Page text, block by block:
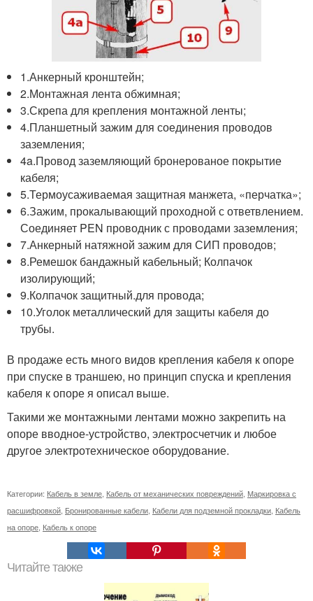
1.Анкерный кронштейн;
2.Монтажная лента обжимная;
3.Скрепа для крепления монтажной ленты;
4.Планшетный зажим для соединения проводов
заземления;
4a.Провод заземляющий бронерованое покрытие
кабеля;
5.Термоусаживаемая защитная манжета, «перчатка»;
6.Зажим, прокалывающий проходной с ответвлением.
Соединяет PEN проводник с проводами заземления;
7.Анкерный натяжной зажим для СИП проводов;
8.Ремешок бандажный кабельный; Колпачок
изолирующий;
9.Колпачок защитный.для провода;
10.Уголок металлический для защиты кабеля до
трубы.
В продаже есть много видов крепления кабеля к опоре
при спуске в траншею, но принцип спуска и крепления
кабеля к опоре я описал выше.
Такими же монтажными лентами можно закрепить на
опоре вводное-устройство, электросчетчик и любое
другое электротехническое оборудование.
Категории: Кабель в земле, Кабель от механических повреждений, Маркировка с
расшифровкой, Бронированные кабели, Кабели для подземной прокладки, Кабель
на опоре, Кабель к опоре
Читайте также